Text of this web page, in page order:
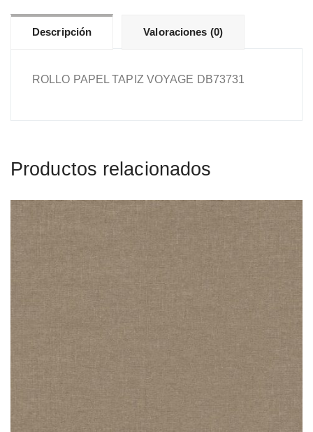
Descripción Valoraciones (0)
ROLLO PAPEL TAPIZ VOYAGE DB73731
Productos relacionados